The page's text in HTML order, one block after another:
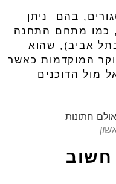
בהם ניתן
כמו מתחם התחנה
אביב), שהוא
המוקדמות כאשר
מול הדוכנים
חשוב